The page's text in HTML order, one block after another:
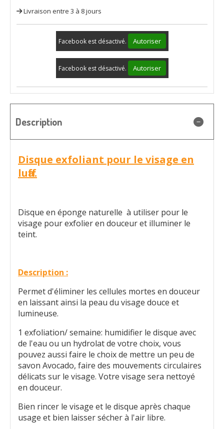
Livraison entre 3 à 8 jours
Facebook est désactivé. Autoriser
Facebook est désactivé. Autoriser
Description
Disque exfoliant pour le visage en
luffa.
Disque en éponge naturelle à utiliser pour le
visage pour exfolier en douceur et illuminer le
teint.
Description :
Permet d'éliminer les cellules mortes en douceur
en laissant ainsi la peau du visage douce et
lumineuse.
1 exfoliation/ semaine: humidifier le disque avec
de l'eau ou un hydrolat de votre choix, vous
pouvez aussi faire le choix de mettre un peu de
savon Avocado, faire des mouvements circulaires
délicats sur le visage. Votre visage sera nettoyé
en douceur.
Bien rincer le visage et le disque après chaque
usage et bien laisser sécher à l'air libre.